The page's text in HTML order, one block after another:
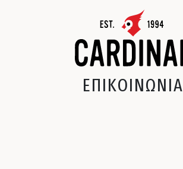
ΕΠΙΚΟΙΝΩΝΙΑ